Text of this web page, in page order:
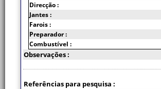
Direcção :
Jantes :
Farois :
Preparador :
Combustível :
Observações :
Referências para pesquisa :